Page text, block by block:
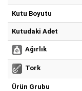
Kutu Boyutu
Kutudaki Adet
Ağırlık
Tork
Ürün Grubu